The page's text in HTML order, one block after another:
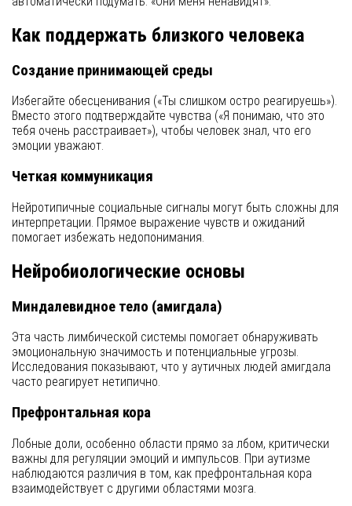
Как поддержать близкого человека
Создание принимающей среды
Избегайте обесценивания («Ты слишком остро реагируешь»).
Вместо этого подтверждайте чувства («Я понимаю, что это
тебя очень расстраивает»), чтобы человек знал, что его
эмоции уважают.
Четкая коммуникация
Нейротипичные социальные сигналы могут быть сложны для
интерпретации. Прямое выражение чувств и ожиданий
помогает избежать недопонимания.
Нейробиологические основы
Миндалевидное тело (амигдала)
Эта часть лимбической системы помогает обнаруживать
эмоциональную значимость и потенциальные угрозы.
Исследования показывают, что у аутичных людей амигдала
часто реагирует нетипично.
Префронтальная кора
Лобные доли, особенно области прямо за лбом, критически
важны для регуляции эмоций и импульсов. При аутизме
наблюдаются различия в том, как префронтальная кора
взаимодействует с другими областями мозга.